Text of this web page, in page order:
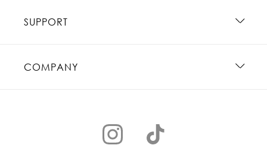
SUPPORT
COMPANY